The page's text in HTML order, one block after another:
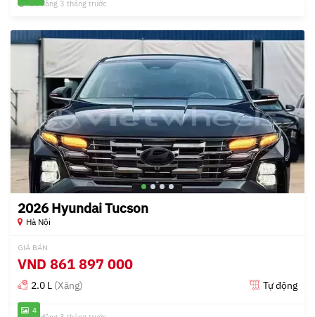
Đã đăng 3 tháng trước
4
2026 Hyundai Tucson
Hà Nội
GIÁ BÁN
VND 861 897 000
2.0 L (Xăng) Tự động